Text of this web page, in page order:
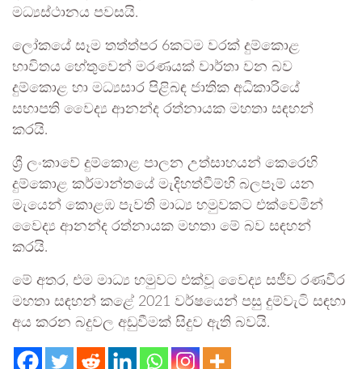
මධ්‍යස්ථානය පවසයි.
ලෝකයේ සෑම තත්ත්පර 6කටම වරක් දුම්කොළ
භාවිතය හේතුවෙන් මරණයක් වාර්තා වන බව
දුම්කොළ හා මධ්‍යසාර පිළිබඳ ජාතික අධිකාරියේ
සභාපති වෛද්‍ය ආනන්ද රත්නායක මහතා සඳහන්
කරයි.
ශ්‍රී ලංකාවේ දුම්කොළ පාලන උත්සාහයන් කෙරෙහි
දුම්කොළ කර්මාන්තයේ මැදිහත්වීම්හි බලපෑම් යන
මැයෙන් කොළඹ පැවති මාධ්‍ය හමුවකට එක්වෙමින්
වෛද්‍ය ආනන්ද රත්නායක මහතා මේ බව සඳහන්
කරයි.
මේ අතර, එම මාධ්‍ය හමුවට එක්වූ වෛද්‍ය සජීව රණවීර
මහතා සඳහන් කළේ 2021 වර්ෂයෙන් පසු දුම්වැටි සඳහා
අය කරන බදුවල අඩුවීමක් සිදුව ඇති බවයි.